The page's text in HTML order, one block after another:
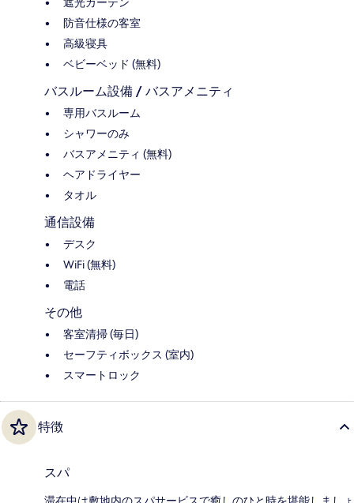
防音仕様の客室
高級寝具
ベビーベッド (無料)
バスルーム設備 / バスアメニティ
専用バスルーム
シャワーのみ
バスアメニティ (無料)
ヘアドライヤー
タオル
通信設備
デスク
WiFi (無料)
電話
その他
客室清掃 (毎日)
セーフティボックス (室内)
スマートロック
特徴
スパ